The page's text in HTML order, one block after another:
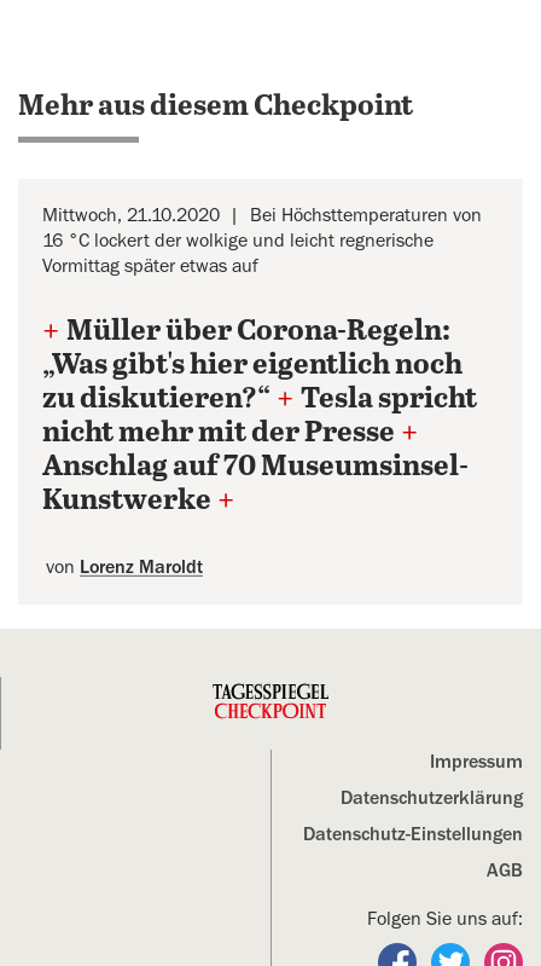
Mehr aus diesem Checkpoint
Mittwoch, 21.10.2020
Bei Höchsttemperaturen von
16 °C lockert der wolkige und leicht regnerische
Vormittag später etwas auf
+ Müller über Corona-Regeln:
„Was gibt's hier eigentlich noch
zu diskutieren?“ + Tesla spricht
nicht mehr mit der Presse +
Anschlag auf 70 Museumsinsel-
Kunstwerke +
von Lorenz Maroldt
Impressum
Datenschutz­erklärung
Datenschutz-Einstellungen
AGB
Folgen Sie uns auf:
Folgen Sie